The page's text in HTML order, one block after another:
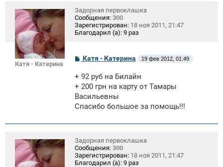
Катя - Катерина
Задорная первоклашка
Сообщения: 300
Зарегистрирован: 18 ноя 2011, 21:47
Благодарил (а): 9 раз
С
б
щ
н
и
Катя - Катерина 19 фев 2012, 01:49
+ 92 руб на Билайн
+ 200 грн на карту от Тамары
Васильевны
Спасибо большое за помощь!!!
Задорная первоклашка
Сообщения: 300
Зарегистрирован: 18 ноя 2011, 21:47
Благодарил (а): 9 раз